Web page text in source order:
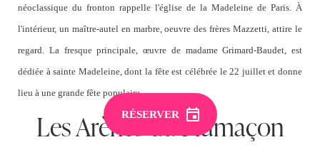
RÉSERVER
néoclassique du fronton rappelle l'église de la Madeleine de Paris.
À
l'intérieur, un maître-autel en marbre, oeuvre des frèresMazzetti, attire le
regard. La fresque principale, œuvre de madameGrimard-Baudet,
est
dédiée àsainte Madeleine, dont la fête est célébrée le 22 juillet et donne
lieu à une grande fête populaire.
Les Arènes du Plumaçon